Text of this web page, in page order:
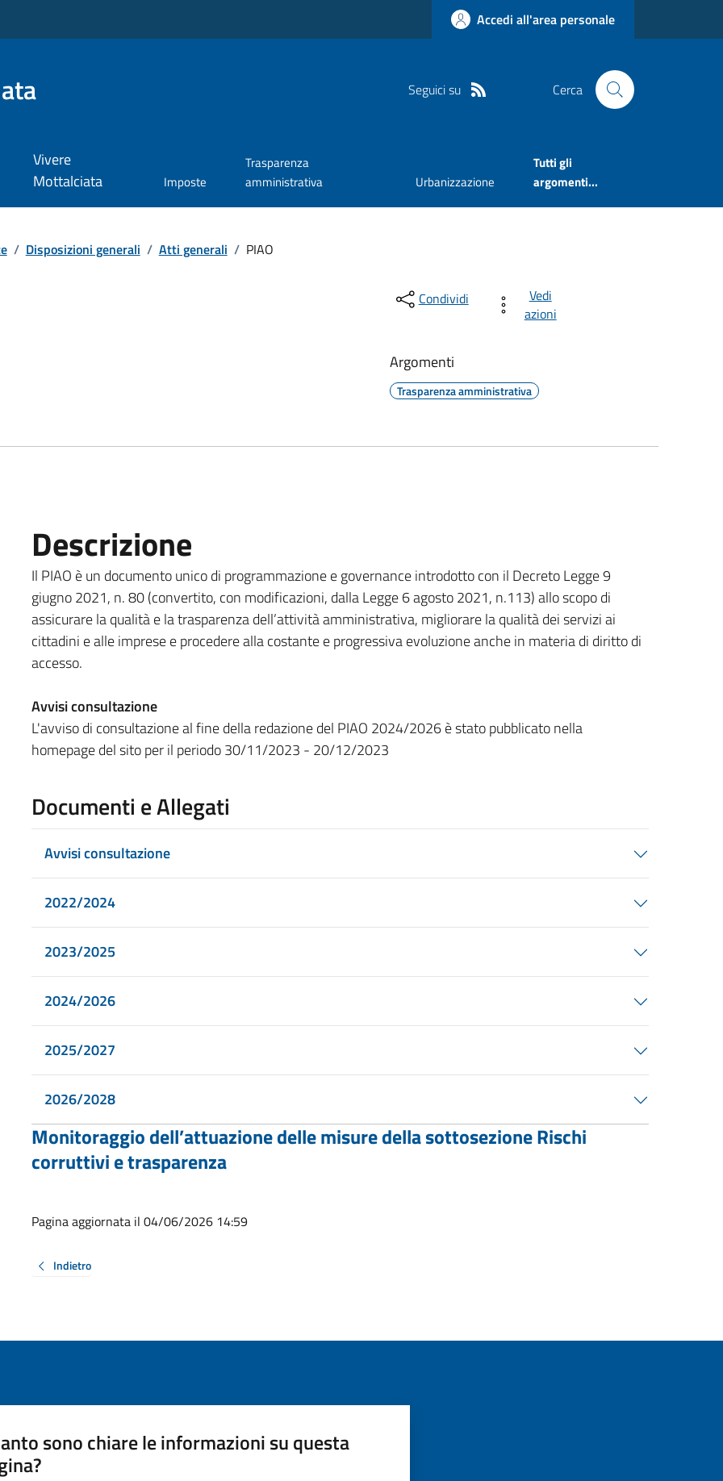
Accedi all'area personale
Seguici su Cerca
Vivere
Mottalciata
Imposte
Trasparenza
amministrativa
Urbanizzazione
Tutti gli
argomenti...
/ Disposizioni generali / Atti generali / PIAO
Condividi
Vedi
azioni
Argomenti
Trasparenza amministrativa
Descrizione
Il PIAO è un documento unico di programmazione e governance introdotto con il Decreto Legge 9
giugno 2021, n. 80 (convertito, con modificazioni, dalla Legge 6 agosto 2021, n.113) allo scopo di
assicurare la qualità e la trasparenza dell’attività amministrativa, migliorare la qualità dei servizi ai
cittadini e alle imprese e procedere alla costante e progressiva evoluzione anche in materia di diritto di
accesso.
Avvisi consultazione
L'avviso di consultazione al fine della redazione del PIAO 2024/2026 è stato pubblicato nella
homepage del sito per il periodo 30/11/2023 - 20/12/2023
Documenti e Allegati
Avvisi consultazione
2022/2024
2023/2025
2024/2026
2025/2027
2026/2028
Monitoraggio dell’attuazione delle misure della sottosezione Rischi
corruttivi e trasparenza
Pagina aggiornata il 04/06/2026 14:59
Indietro
sono chiare le informazioni su questa